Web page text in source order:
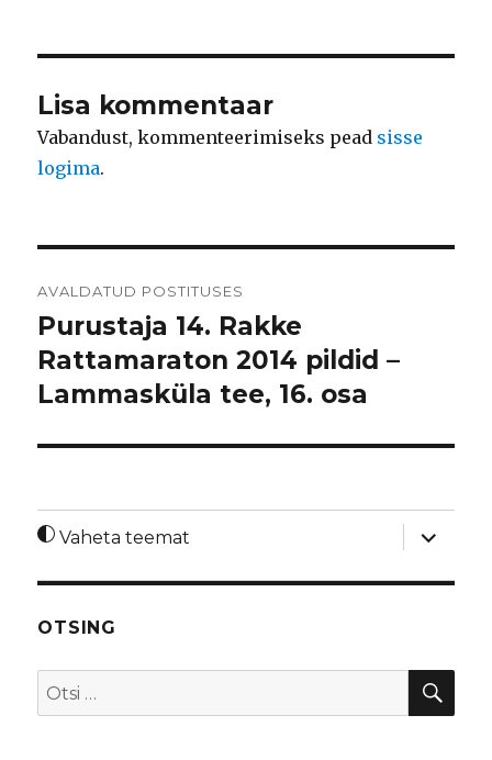
Lisa kommentaar
Vabandust, kommenteerimiseks pead sisse
logima.
AVALDATUD POSTITUSES
Purustaja 14. Rakke
Rattamaraton 2014 pildid –
Lammasküla tee, 16. osa
Vaheta teemat
laienda
OTSING
Otsi: